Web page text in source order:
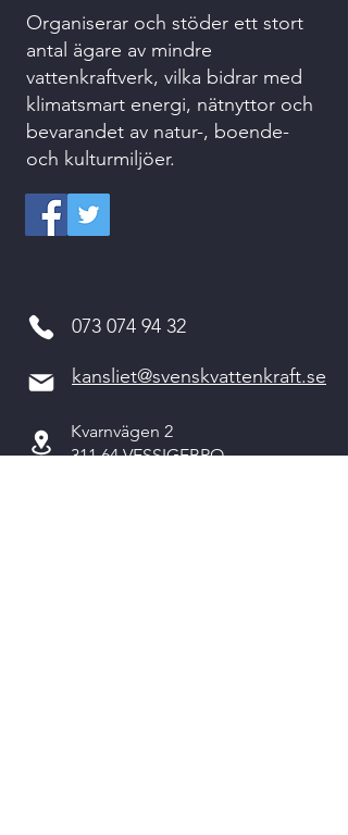
Organiserar och stöder ett stort
antal ägare av mindre
vattenkraftverk, vilka bidrar med
klimatsmart energi, nätnyttor och
bevarandet av natur-, boende-
och kulturmiljöer.
073 074 94 32
kansliet@svenskvattenkraft.se
Kvarnvägen 2
311 64 VESSIGEBRO